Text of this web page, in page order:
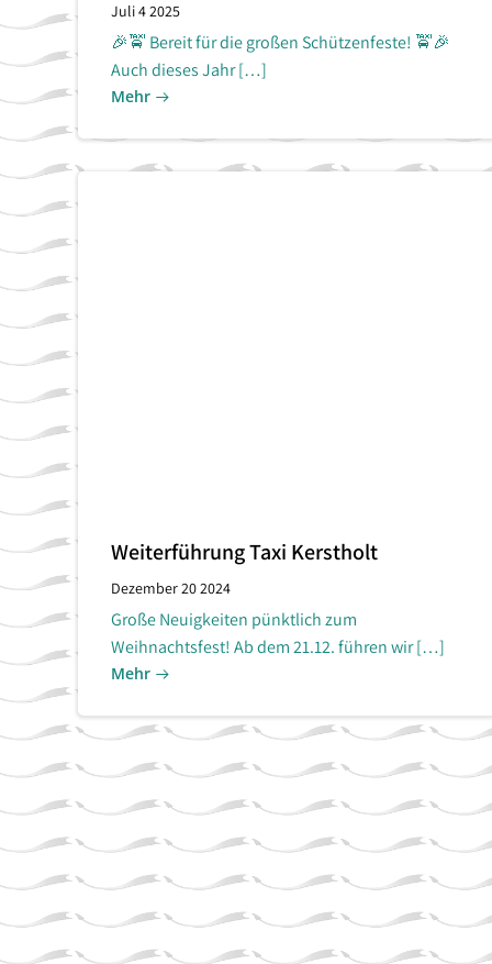
Juli 4 2025
🎉🚖 Bereit für die großen Schützenfeste! 🚖🎉
Auch dieses Jahr […]
Mehr
Weiterführung Taxi Kerstholt
Dezember 20 2024
Große Neuigkeiten pünktlich zum
Weihnachtsfest! Ab dem 21.12. führen wir […]
Mehr